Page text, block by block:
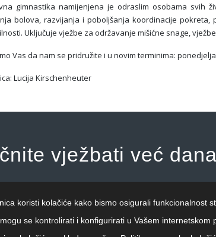
gimnastika namijenjena je odraslim osobama svih
bolova, razvijanja i poboljšanja koordinacije
Uključuje vježbe za održavanje mišićne snage,
Vas da nam se pridružite i u novim terminima:
Lucija Kirschenheuter
vježbati već
koristi kolačiće kako bismo osigurali funkcionalnost
se kontrolirati i konfigurirati u Vašem